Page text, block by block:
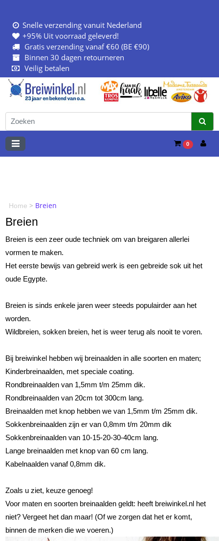
Snelle verzending vanuit Nederland
+95% Uit voorraad geleverd!
Gratis verzending vanaf €60 (BE €90)
Binnen 30 dagen retourneren
Veilig betalen
0
Home > Breien
Breien
Breien is een zeer oude techniek om van breigaren allerlei
vormen te maken.
Het eerste bewijs van gebreid werk is een gebreide sok uit het
oude Egypte.
Breien is sinds enkele jaren weer steeds populairder aan het
worden.
Wildbreien, sokken breien, het is weer terug als nooit te voren.
Bij breiwinkel hebben wij breinaalden in alle soorten en maten;
Kinderbreinaalden, met speciale coating.
Rondbreinaalden van 1,5mm t/m 25mm dik.
Rondbreinaalden van 20cm tot 300cm lang.
Breinaalden met knop hebben we van 1,5mm t/m 25mm dik.
Sokkenbreinaalden zijn er van 0,8mm t/m 20mm dik
Sokkenbreinaalden van 10-15-20-30-40cm lang.
Lange breinaalden met knop van 60 cm lang.
Kabelnaalden vanaf 0,8mm dik.
Zoals u ziet, keuze genoeg!
Voor maten en soorten breinaalden geldt: heeft breiwinkel.nl het
niet? Vergeet het dan maar! (Of we zorgen dat het er komt,
binnen de merken die we voeren.)